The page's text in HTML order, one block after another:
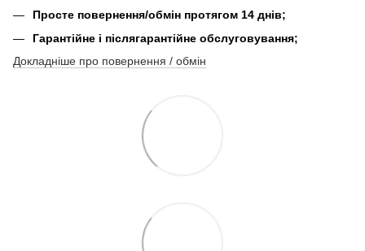
Просте повернення/обмін протягом 14 днів;
Гарантійне і післягарантійне обслуговування;
Докладніше про повернення / обмін